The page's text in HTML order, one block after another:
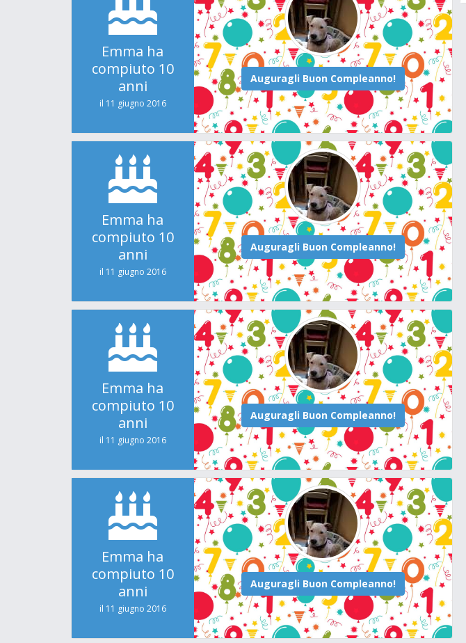
Emma ha
compiuto 10
anni
il 11 giugno 2016
Emma ha
compiuto 10
anni
il 11 giugno 2016
Emma ha
compiuto 10
anni
il 11 giugno 2016
Emma ha
compiuto 10
anni
il 11 giugno 2016